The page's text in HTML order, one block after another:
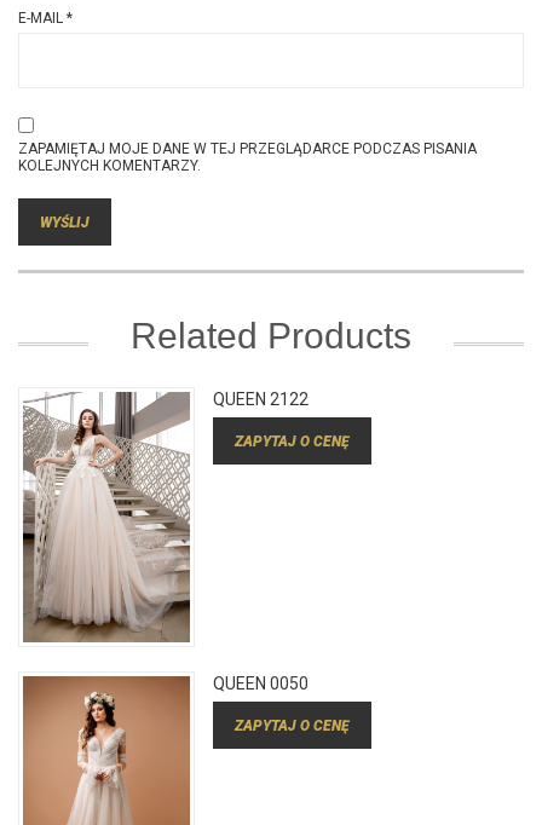
E-MAIL *
ZAPAMIĘTAJ MOJE DANE W TEJ PRZEGLĄDARCE PODCZAS PISANIA
KOLEJNYCH KOMENTARZY.
Related Products
QUEEN 2122
ZAPYTAJ O CENĘ
QUEEN 0050
ZAPYTAJ O CENĘ